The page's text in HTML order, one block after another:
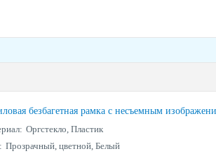
безбагетная рамка с несъемным
Оргстекло, Пластик
Прозрачный, цветной, Белый